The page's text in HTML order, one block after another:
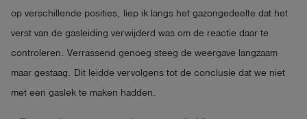
op verschillende posities, liep ik langs het gazongedeelte dat het
verst van de gasleiding verwijderd was om de reactie daar te
controleren. Verrassend genoeg steeg de weergave langzaam
maar gestaag. Dit leidde vervolgens tot de conclusie dat we niet
met een gaslek te maken hadden.